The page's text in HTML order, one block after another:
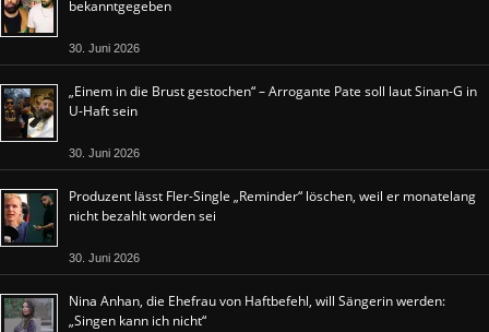
bekanntgegeben
30. Juni 2026
„Einem in die Brust gestochen“ – Arrogante Pate soll laut Sinan-G in
U-Haft sein
30. Juni 2026
Produzent lässt Fler-Single „Reminder“ löschen, weil er monatelang
nicht bezahlt worden sei
30. Juni 2026
Nina Anhan, die Ehefrau von Haftbefehl, will Sängerin werden:
„Singen kann ich nicht“